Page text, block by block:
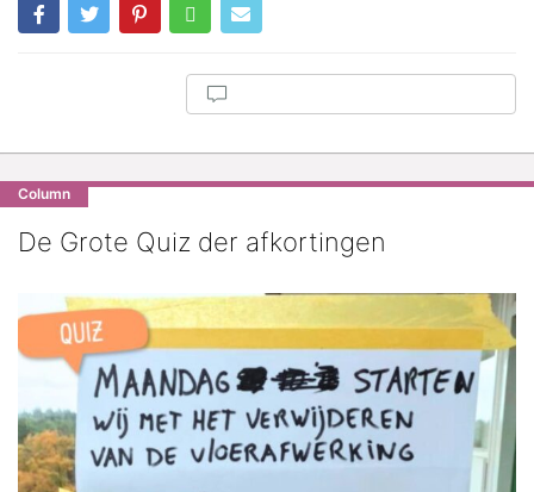
Column
De Grote Quiz der afkortingen